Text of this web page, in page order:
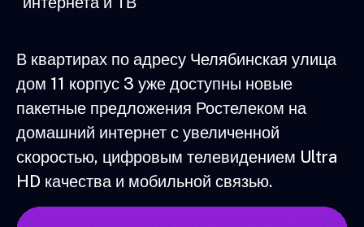
В квартирах по адресу Челябинская улица
дом 11 корпус 3 уже доступны новые
пакетные предложения Ростелеком на
домашний интернет с увеличенной
скоростью, цифровым телевидением Ultra
HD качества и мобильной связью.